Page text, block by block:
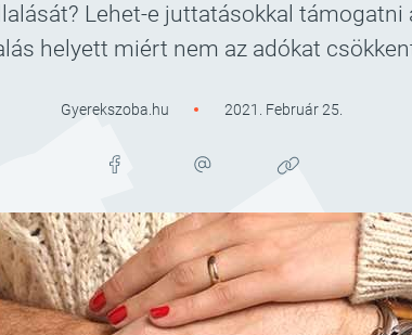
Lehet-e juttatásokkal támogatni
helyett miért nem az adókat
Gyerekszoba.hu 2021. Február 25.